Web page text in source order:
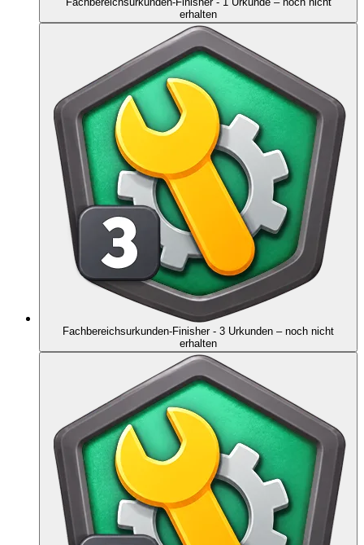
erhalten
Fachbereichsurkunden-Finisher - 3 Urkunden – noch nicht
erhalten